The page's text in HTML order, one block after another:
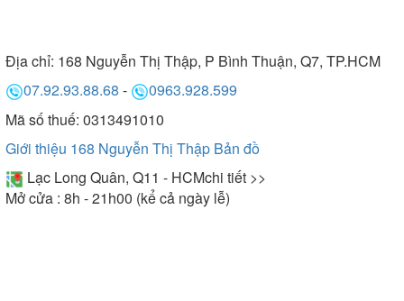
Địa chỉ: 168 Nguyễn Thị Thập, P Bình Thuận, Q7, TP.HCM
07.92.93.88.68 -
0963.928.599
Mã số thuế: 0313491010
Giới thiệu 168 Nguyễn Thị Thập Bản đồ
Lạc Long Quân, Q11 - HCMchi tiết >>
Mở cửa : 8h - 21h00 (kể cả ngày lễ)